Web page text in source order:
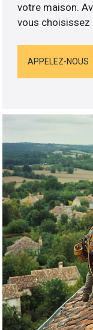
votre maison.
vous choisissez
APPELEZ-NOUS